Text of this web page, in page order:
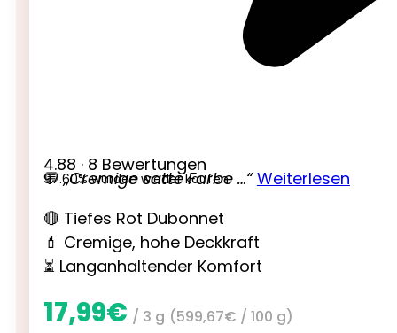
4.88 · 8 Bewertungen
97.60% würden wieder kaufen
💬 „Cremige satte Farbe …“ Weiterlesen
🔴 Tiefes Rot Dubonnet
💄 Cremige, hohe Deckkraft
⏳ Langanhaltender Komfort
17,99€ / 3 g (599,67€ / 100 g)